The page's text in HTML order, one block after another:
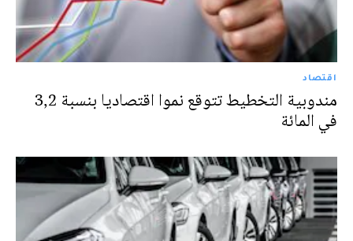
اقتصاد
مندوبية التخطيط تتوقع نموا اقتصاديا بنسبة 3,2
في المائة